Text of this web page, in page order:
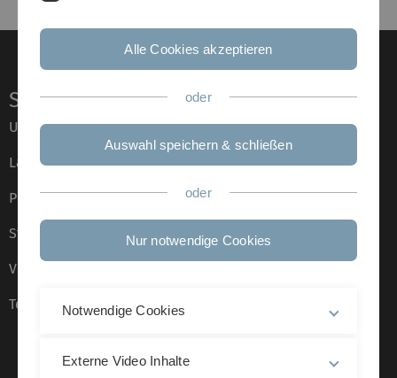
Service
Universität von A–Z
Lagepläne
Presse
Stellenangebote
Veranstaltungskalender
Telefonverzeichnis
Alle Cookies akzeptieren
oder
Auswahl speichern & schließen
oder
Nur notwendige Cookies
Notwendige Cookies
Externe Video Inhalte